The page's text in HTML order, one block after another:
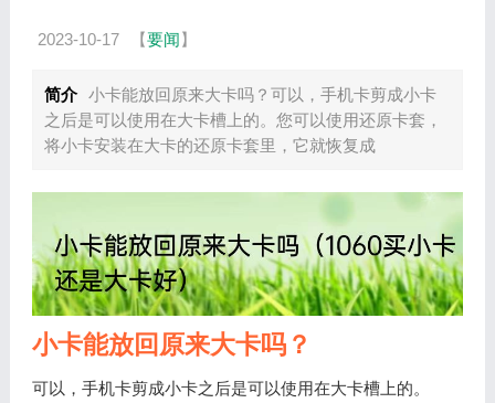
2023-10-17 【要闻】
简介 小卡能放回原来大卡吗？可以，手机卡剪成小卡
之后是可以使用在大卡槽上的。您可以使用还原卡套，
将小卡安装在大卡的还原卡套里，它就恢复成
小卡能放回原来大卡吗？
可以，手机卡剪成小卡之后是可以使用在大卡槽上的。